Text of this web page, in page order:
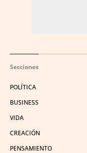
Secciones
POLÍTICA
BUSINESS
VIDA
CREACIÓN
PENSAMIENTO